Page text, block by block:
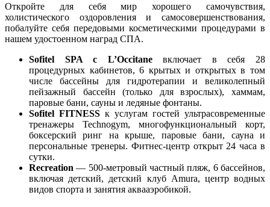
Откройте для себя мир хорошего самочувствия,
холистического оздоровления и самосовершенствования,
побалуйте себя передовыми косметическими процедурами в
нашем удостоенном наград СПА.
Sofitel SPA с L’Occitaneвключает в себя 28
процедурных кабинетов, 6 крытых и открытых в том
числе бассейны для гидротерапии и великолепный
пейзажный бассейн (только для взрослых), хаммам,
паровые бани, сауны и ледяные фонтаны.
Sofitel FITNESS к услугам гостей ультрасовременные
тренажеры Technogym, многофункциональный корт,
боксерский ринг на крыше, паровые бани, сауна и
персональные тренеры. Фитнес-центр открыт 24 часа в
сутки.
Recreation — 500-метровый частный пляж, 6 бассейнов,
включая детский, детский клуб Amura, центр водных
видов спорта и занятия аквааэробикой.